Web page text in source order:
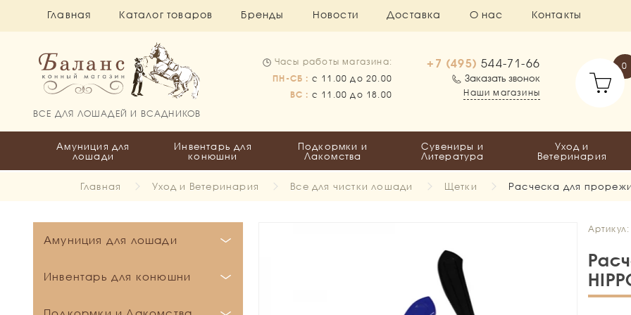
Главная Каталог товаров Бренды Новости Доставка О нас Контакты
ВСЕ ДЛЯ ЛОШАДЕЙ И ВСАДНИКОВ
Часы работы магазина:
ПН-СБ : с 11.00 до 20.00
ВС : с 11.00 до 18.00
+7 (495) 544-71-66
Заказать звонок
Наши магазины
0
Амуниция для
лошади
Инвентарь для
конюшни
Подкормки и
Лакомства
Сувениры и
Литература
Уход и
Ветеринария
Главная Уход и Ветеринария Все для чистки лошади Щетки Расческа для
Амуниция для лошади
Инвентарь для конюшни